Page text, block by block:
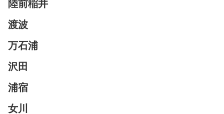
陸前稲井
渡波
万石浦
沢田
浦宿
女川